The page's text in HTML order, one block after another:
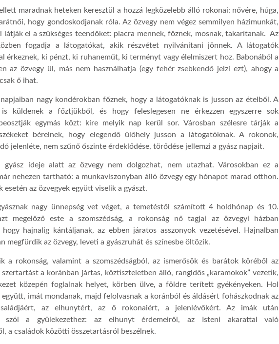
maradnak heteken keresztül a hozzá legközelebb álló rokonai: nővére, húga,
hogy gondoskodjanak róla. Az özvegy nem végez semmilyen házimunkát,
látják el a szükséges teendőket: piacra mennek, főznek, mosnak, takarítanak. Az
fogadja a látogatókat, akik részvétet nyilvánítani jönnek. A látogatók
érkeznek, ki pénzt, ki ruhaneműt, ki terményt vagy élelmiszert hoz. Babonából a
az özvegy ül, más nem használhatja (egy fehér zsebkendő jelzi ezt), ahogy a
ő ihat.
nagy kondérokban főznek, hogy a látogatóknak is jusson az ételből. A
is küldenek a főztjükből, és hogy feleslegesen ne érkezzen egyszerre sok
egymás közt: kire melyik nap kerül sor. Városban szélesre tárják a
bérelnek, hogy elegendő ülőhely jusson a látogatóknak. A rokonok,
jelenléte, nem szűnő őszinte érdeklődése, törődése jellemzi a gyász napjait.
gyász ideje alatt az özvegy nem dolgozhat, nem utazhat. Városokban ez a
nehezen tartható: a munkaviszonyban álló özvegy egy hónapot marad otthon.
esetén az özvegyek együtt viselik a gyászt.
nagy ünnepség vet véget, a temetéstől számított 4 holdhónap és 10.
megelőző este a szomszédság, a rokonság nő tagjai az özvegyi házban
hogy hajnalig kántáljanak, az ebben járatos asszonyok vezetésével. Hajnalban
megfürdik az özvegy, leveti a gyászruhát és színesbe öltözik.
a rokonság, valamint a szomszédságból, az ismerősök és barátok köréből az
szertartást a koránban jártas, köztiszteletben álló, rangidős „karamokok” vezetik,
közepén foglalnak helyet, körben ülve, a földre terített gyékényeken. Hol
imát mondanak, majd felolvasnak a koránból és áldásért fohászkodnak az
az elhunytért, az ő rokonaiért, a jelenlévőkért. Az imák után
szól a gyülekezethez: az elhunyt érdemeiről, az Isteni akarattal való
a családok közötti összetartásról beszélnek.